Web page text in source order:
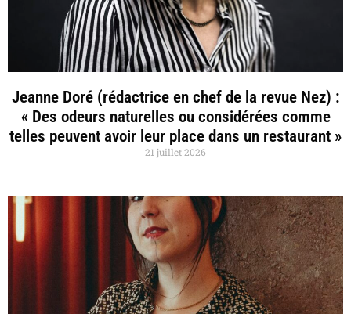
Jeanne Doré (rédactrice en chef de la revue Nez) :
« Des odeurs naturelles ou considérées comme
telles peuvent avoir leur place dans un restaurant »
21 juillet 2026